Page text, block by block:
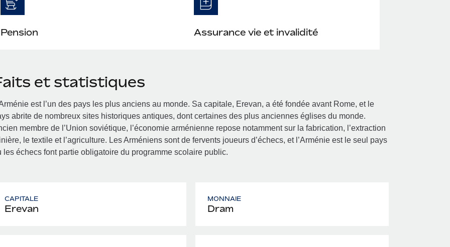
Pension Assurance vie et invalidité
et statistiques
est l’un des pays les plus anciens au monde. Sa capitale, Erevan, a été fondée avant Rome, et le
abrite de nombreux sites historiques antiques, dont certaines des plus anciennes églises du monde.
membre de l’Union soviétique, l’économie arménienne repose notamment sur la fabrication, l’extraction
le textile et l’agriculture. Les Arméniens sont de fervents joueurs d’échecs, et l’Arménie est le seul pays
les échecs font partie obligatoire du programme scolaire public.
CAPITALE
Erevan
MONNAIE
Dram